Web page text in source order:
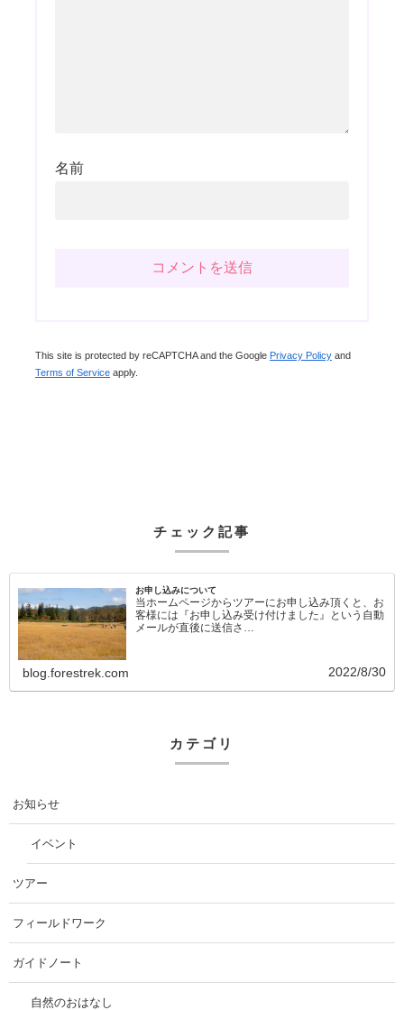
名前
This site is protected by reCAPTCHA and the Google Privacy Policy and
Terms of Service apply.
チェック記事
お申し込みについて
当ホームページからツアーにお申し込み頂くと、お
客様には『お申し込み受け付けました』という自動
メールが直後に送信さ…
blog.forestrek.com 2022/8/30
カテゴリ
お知らせ
イベント
ツアー
フィールドワーク
ガイドノート
自然のおはなし